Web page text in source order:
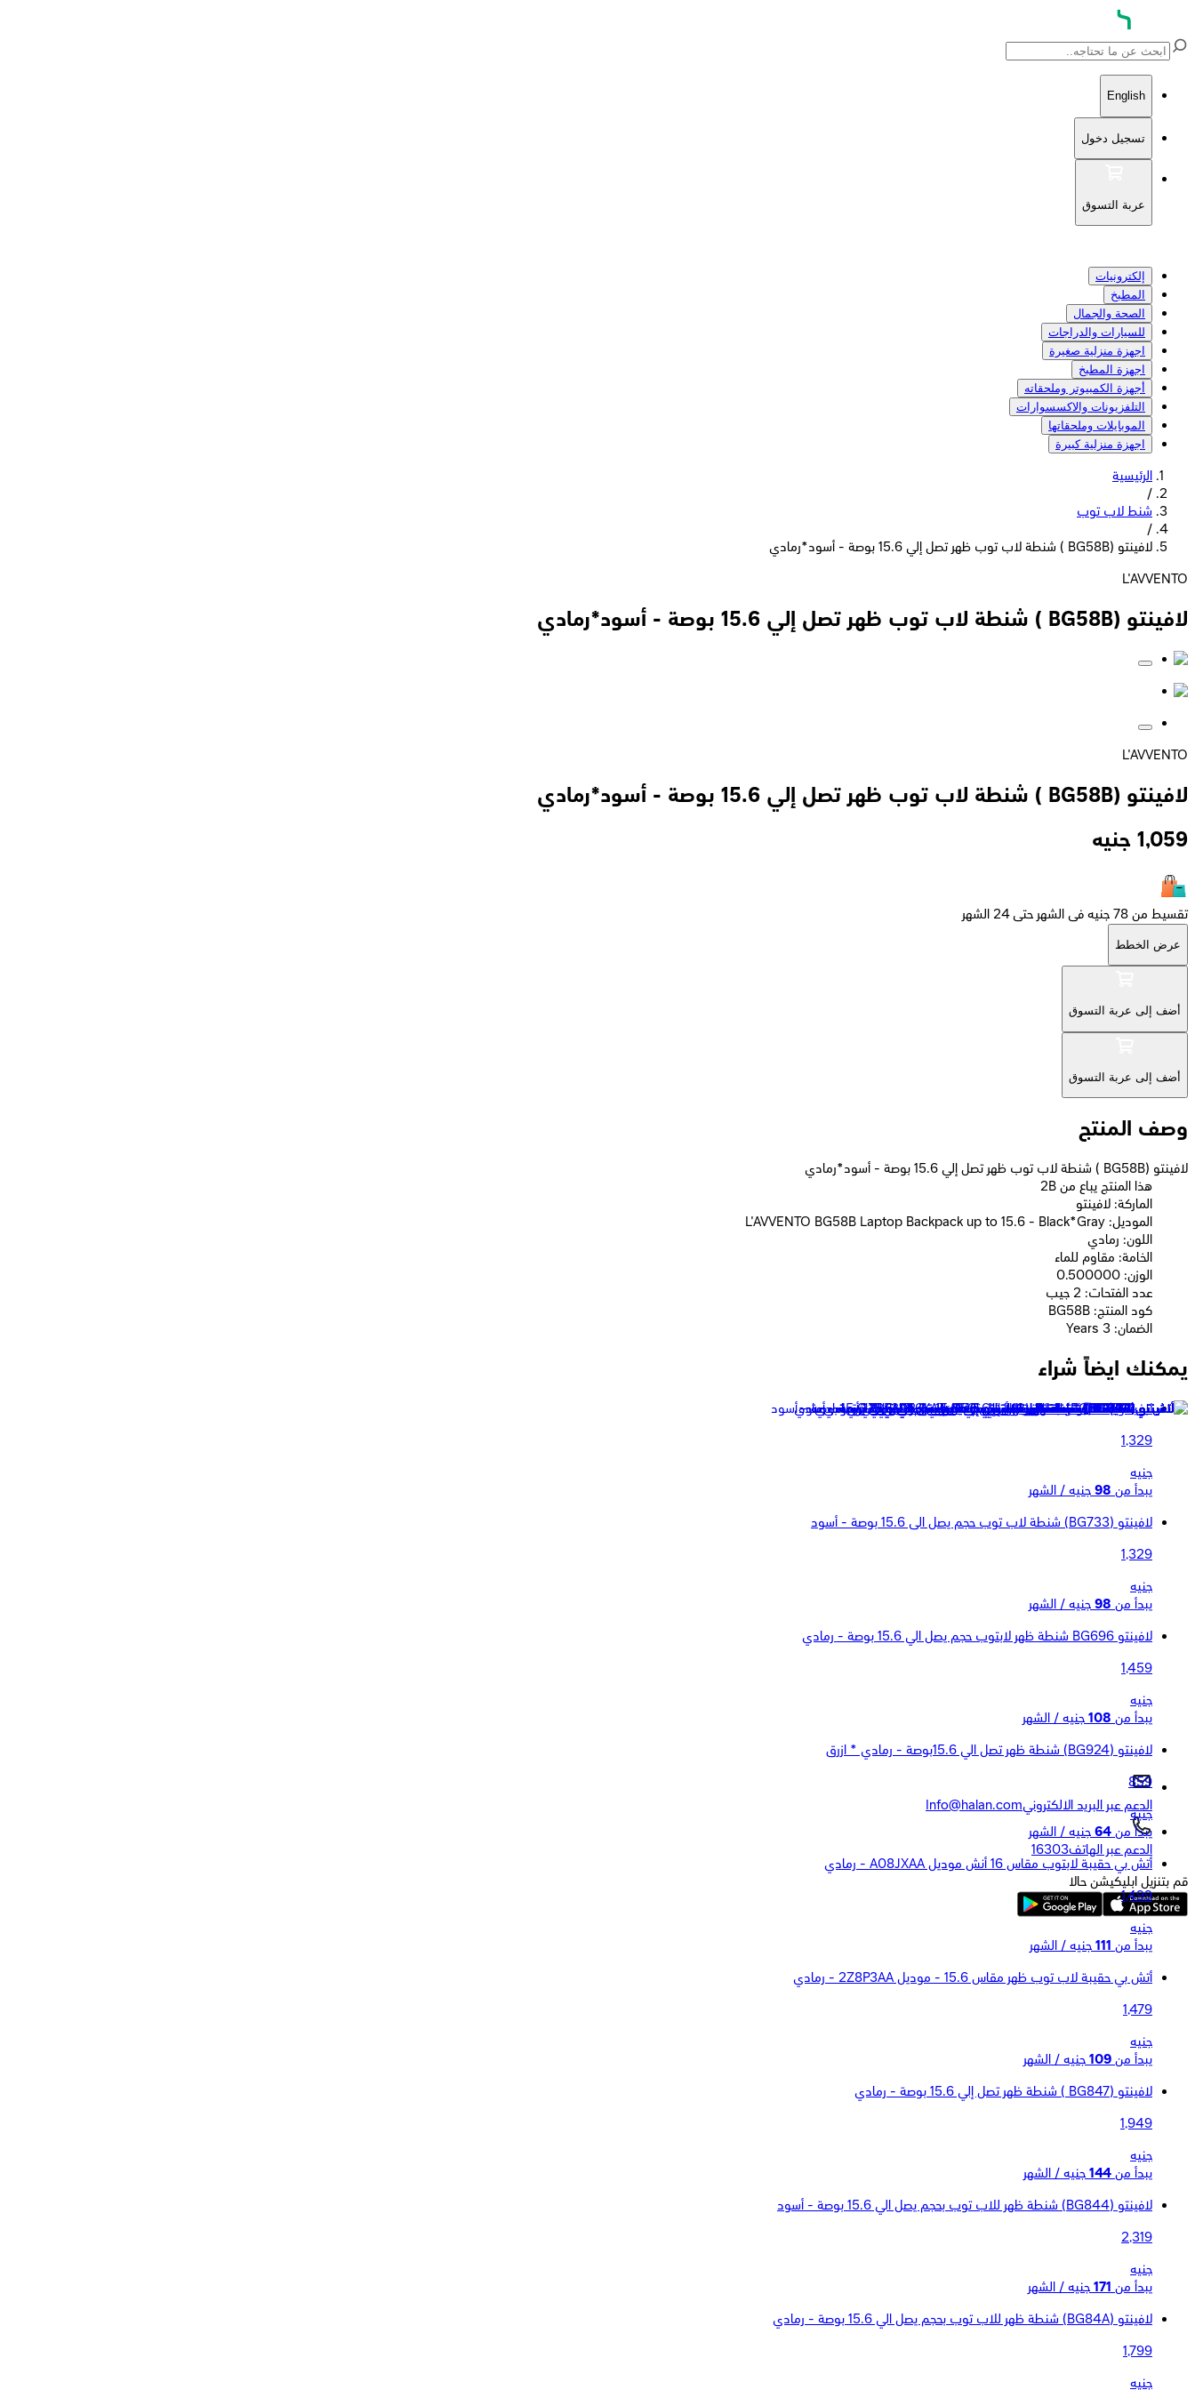
English
تسجيل دخول
عربة التسوق
إلكترونيات
المطبخ
الصحة والجمال
للسيارات والدراجات
اجهزة منزلية صغيرة
اجهزة المطبخ
أجهزة الكمبيوتر وملحقاته
التلفزيونات والاكسسوارات
الموبايلات وملحقاتها
اجهزة منزلية كبيرة
الرئيسية
/
شنط لاب توب
/
لافينتو (BG58B ) شنطة لاب توب ظهر تصل إلي 15.6 بوصة - أسود*رمادي
L'AVVENTO
لافينتو (BG58B ) شنطة لاب توب ظهر تصل إلي 15.6 بوصة - أسود*رمادي
L'AVVENTO
لافينتو (BG58B ) شنطة لاب توب ظهر تصل إلي 15.6 بوصة - أسود*رمادي
1,059 جنيه
تقسيط من 78 جنيه فى الشهر حتى 24 الشهر
عرض الخطط
أضف إلى عربة التسوق
أضف إلى عربة التسوق
وصف المنتج
لافينتو (BG58B ) شنطة لاب توب ظهر تصل إلي 15.6 بوصة - أسود*رمادي
2B هذا المنتج يباع من
الماركة: لافينتو
الموديل: L'AVVENTO BG58B Laptop Backpack up to 15.6 - Black*Gray
اللون: رمادي
الخامة: مقاوم للماء
الوزن: 0.500000
عدد الفتحات: 2 جيب
كود المنتج: BG58B
الضمان: 3 Years
يمكنك ايضاً شراء
لافينتو (BG57A) شنطة ظهر تصل إلي 15.6 بوصة - رمادي
1,329
جنيه
يبدأ من 98 جنيه / الشهر
لافينتو (BG733) شنطة لاب توب حجم يصل الى 15.6 بوصة - أسود
1,329
جنيه
يبدأ من 98 جنيه / الشهر
لافينتو BG696 شنطة ظهر لابتوب حجم يصل الي 15.6 بوصة - رمادي
1,459
جنيه
يبدأ من 108 جنيه / الشهر
لافينتو (BG924) شنطة ظهر تصل الي 15.6بوصة - رمادي * ازرق
859
جنيه
يبدأ من 64 جنيه / الشهر
أتش بي حقيبة لابتوب مقاس 16 أنش موديل A08JXAA - رمادي
1,499
جنيه
يبدأ من 111 جنيه / الشهر
أتش بي حقيبة لاب توب ظهر مقاس 15.6 - موديل 2Z8P3AA - رمادي
1,479
جنيه
يبدأ من 109 جنيه / الشهر
لافينتو (BG847 ) شنطة ظهر تصل إلي 15.6 بوصة - رمادي
1,949
جنيه
يبدأ من 144 جنيه / الشهر
لافينتو (BG844) شنطة ظهر للاب توب بحجم يصل الي 15.6 بوصة - أسود
2,319
جنيه
يبدأ من 171 جنيه / الشهر
لافينتو (BG84A) شنطة ظهر للاب توب بحجم يصل الي 15.6 بوصة - رمادي
1,799
جنيه
الدعم عبر البريد الالكترونيInfo@halan.com
الدعم عبر الهاتف16303
قم بتنزيل ابليكيشن حالا